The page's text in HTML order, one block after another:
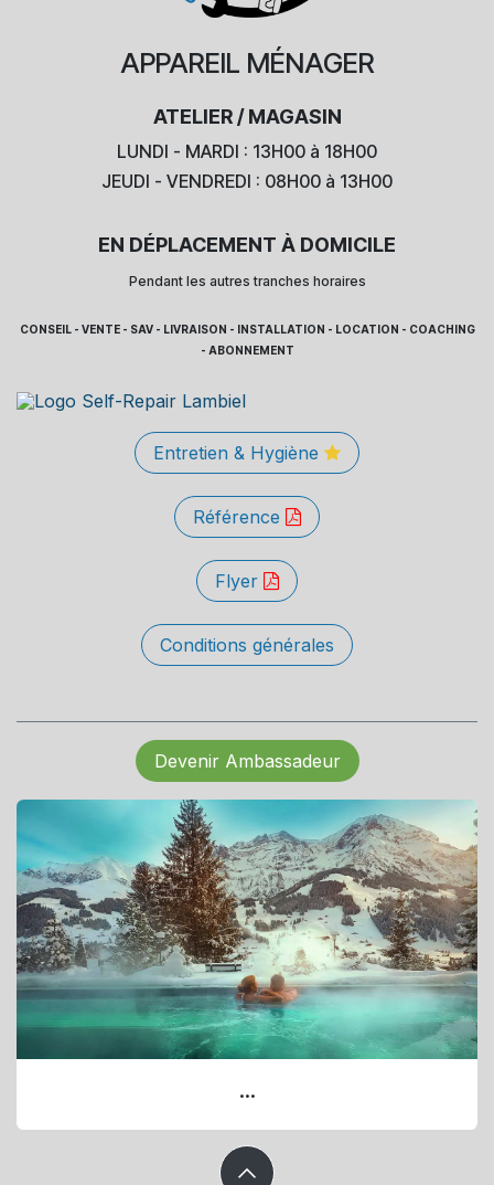
APPAREIL MÉNAGER
ATELIER / MAGASIN
LUNDI - MARDI : 13H00 à 18H00
JEUDI - VENDREDI : 08H00 à 13H00
EN DÉPLACEMENT À DOMICILE
Pendant les autres tranches horaires
CONSEIL - VENTE - SAV - LIVRAISON - INSTALLATION - LOCATION - COACHING
- ABONNEMENT
Entretien & Hygiène
Référence
Flyer
Conditions générales
Devenir Ambassadeur
...